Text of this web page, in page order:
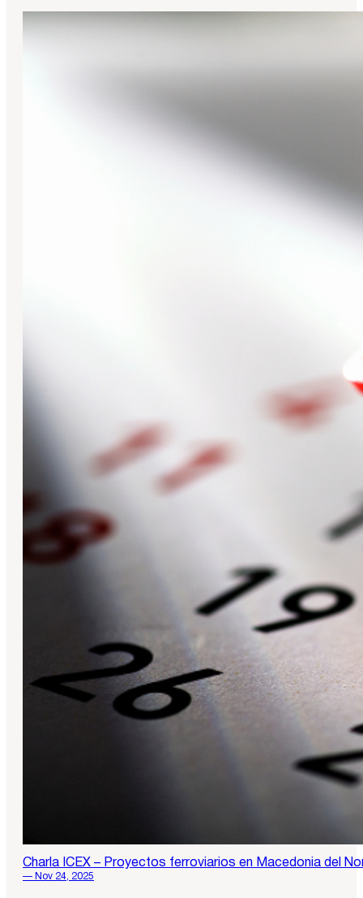
Charla ICEX – Proyectos ferroviarios en Macedonia del
— Nov 24, 2025